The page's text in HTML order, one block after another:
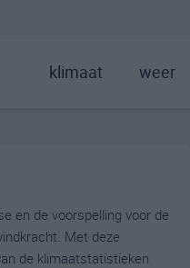
klimaat weer
en de voorspelling voor de
Met deze
de klimaatstatistieken